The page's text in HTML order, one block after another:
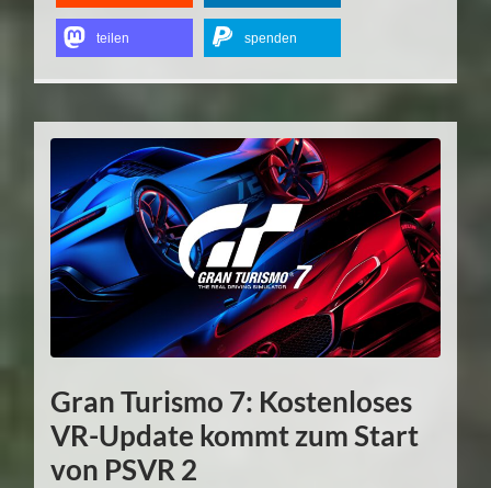
teilen spenden
Gran Turismo 7: Kostenloses
VR-Update kommt zum Start
von PSVR 2